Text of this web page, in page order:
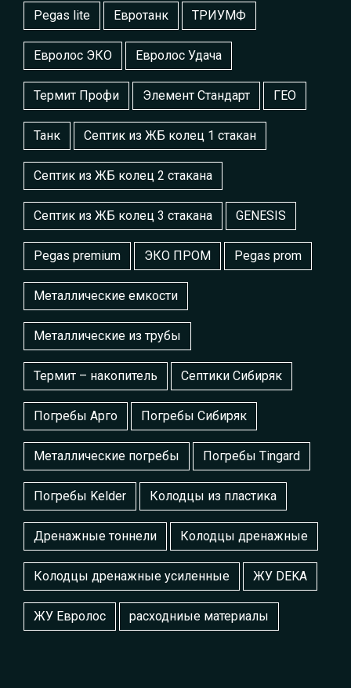
Pegas lite Евротанк ТРИУМФ
Евролос ЭКО Евролос Удача
Термит Профи Элемент Стандарт ГЕО
Танк Септик из ЖБ колец 1 стакан
Септик из ЖБ колец 2 стакана
Септик из ЖБ колец 3 стакана GENESIS
Pegas premium ЭКО ПРОМ Pegas prom
Металлические емкости
Металлические из трубы
Термит – накопитель Септики Сибиряк
Погребы Арго Погребы Сибиряк
Металлические погребы Погребы Tingard
Погребы Kelder Колодцы из пластика
Дренажные тоннели Колодцы дренажные
Колодцы дренажные усиленные ЖУ DEKA
ЖУ Евролос расходниые материалы